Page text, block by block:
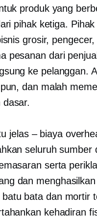
produk yang
pihak ketiga.
grosir,
pesanan dari
ke pelanggan.
dan malah
dasar.
jelas – biaya
seluruh sumber
serta
dan
batu bata dan mortir
kehadiran